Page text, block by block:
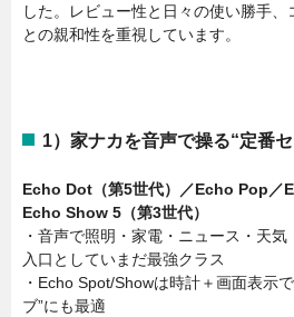
した。レビュー性と日々の使い勝手
との親和性を重視しています。
1）家ナカを音声で操る“定番
Echo Dot（第5世代）／Echo Pop／
Echo Show 5（第3世代）
・音声で照明・家電・ニュース・天
入口としていまだ最強クラス
・Echo Spot/Showは時計＋画面表示
ブ”にも最適